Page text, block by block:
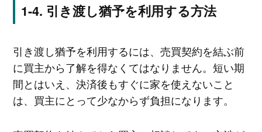
引き渡し猶予を利用する方法
引き渡し猶予を利用するには、売買契約を結ぶ前
に買主から了解を得なくてはなりません。短い期
間とはいえ、決済後もすぐに家を使えないこと
は、買主にとって少なからず負担になります。